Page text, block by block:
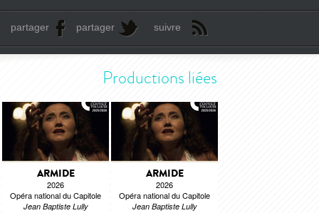
partager partager suivre
Productions liées
ARMIDE
2026
Opéra national du Capitole
Jean Baptiste Lully
ARMIDE
2026
Opéra national du Capitole
Jean Baptiste Lully